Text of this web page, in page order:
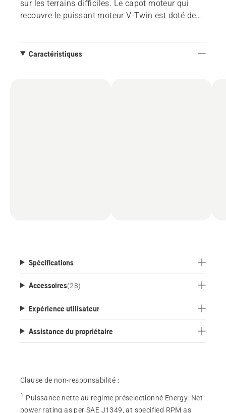
sur les terrains difficiles. Le capot moteur qui
recouvre le puissant moteur V-Twin est doté de
montés à l'avant et à l'arrière pour une meilleure
Caractéristiques
Spécifications
Accessoires(28)
Expérience utilisateur
Assistance du propriétaire
Clause de non-responsabilité :
1 Puissance nette au regime préselectionné Energy: Net
power rating as per SAE J1349, at specified RPM as